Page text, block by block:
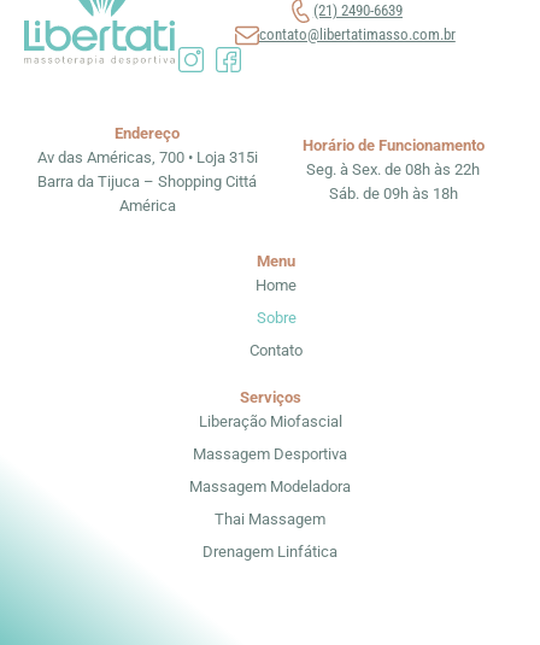
(21) 2490-6639
contato@libertatimasso.com.br
Menu
Home
Sobre
Contato
Serviços
Liberação Miofascial
Massagem Desportiva
Massagem Modeladora
Thai Massagem
Drenagem Linfática
Endereço
Av das Américas, 700 • Loja 315i
Barra da Tijuca – Shopping Cittá
América
Horário de Funcionamento
Seg. à Sex. de 08h às 22h
Sáb. de 09h às 18h